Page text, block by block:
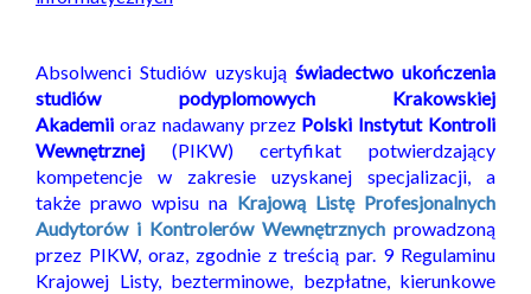
Absolwenci Studiów uzyskują świadectwo ukończenia
studiów podyplomowych Krakowskiej
Akademii oraz nadawany przez Polski Instytut Kontroli
Wewnętrznej (PIKW) certyfikat potwierdzający
kompetencje w zakresie uzyskanej specjalizacji, a
także prawo wpisu na Krajową Listę Profesjonalnych
Audytorów i Kontrolerów Wewnętrznych prowadzoną
przez PIKW, oraz, zgodnie z treścią par. 9 Regulaminu
Krajowej Listy, bezterminowe, bezpłatne, kierunkowe